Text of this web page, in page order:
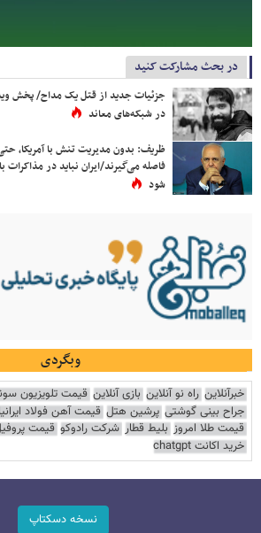
در بحث مشارکت کنید
جزئیات جدید از قتل یک مداح/ پخش
در شبکه‌های معاند
ظریف: بدون مدیریت تنش با آمریکا،
فاصله می‌گیرند/ایران نباید در
شود
وبگردی
خبرآنلاین راه نو آنلاین بازی آنلاین قیمت تلویزیون
جراح بینی گوشتی پرشین هتل قیمت آهن فولاد
قیمت طلا امروز بلیط قطار شرکت رادوکو قیمت
خرید اکانت chatgpt
نسخه دسکتاپ